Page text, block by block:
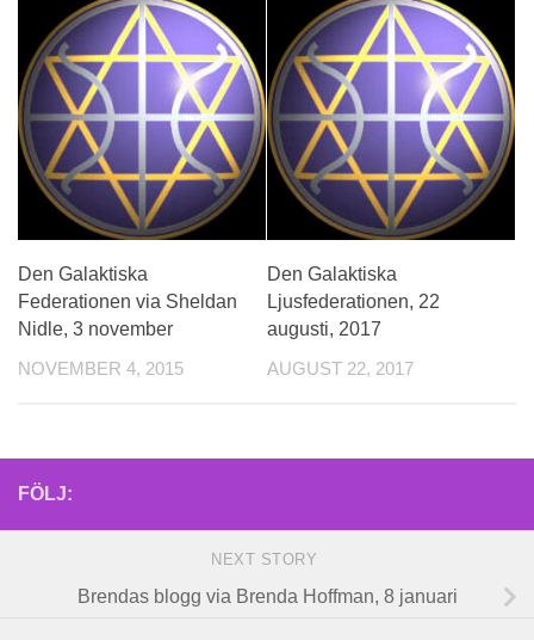
Den Galaktiska
Federationen via Sheldan
Nidle, 3 november
NOVEMBER 4, 2015
Den Galaktiska
Ljusfederationen, 22
augusti, 2017
AUGUST 22, 2017
FÖLJ:
NEXT STORY
Brendas blogg via Brenda Hoffman, 8 januari